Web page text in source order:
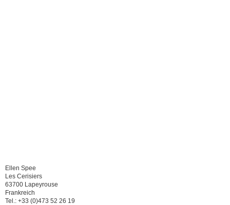
Ellen Spee
Les Cerisiers
63700 Lapeyrouse
Frankreich
Tel.: +33 (0)473 52 26 19